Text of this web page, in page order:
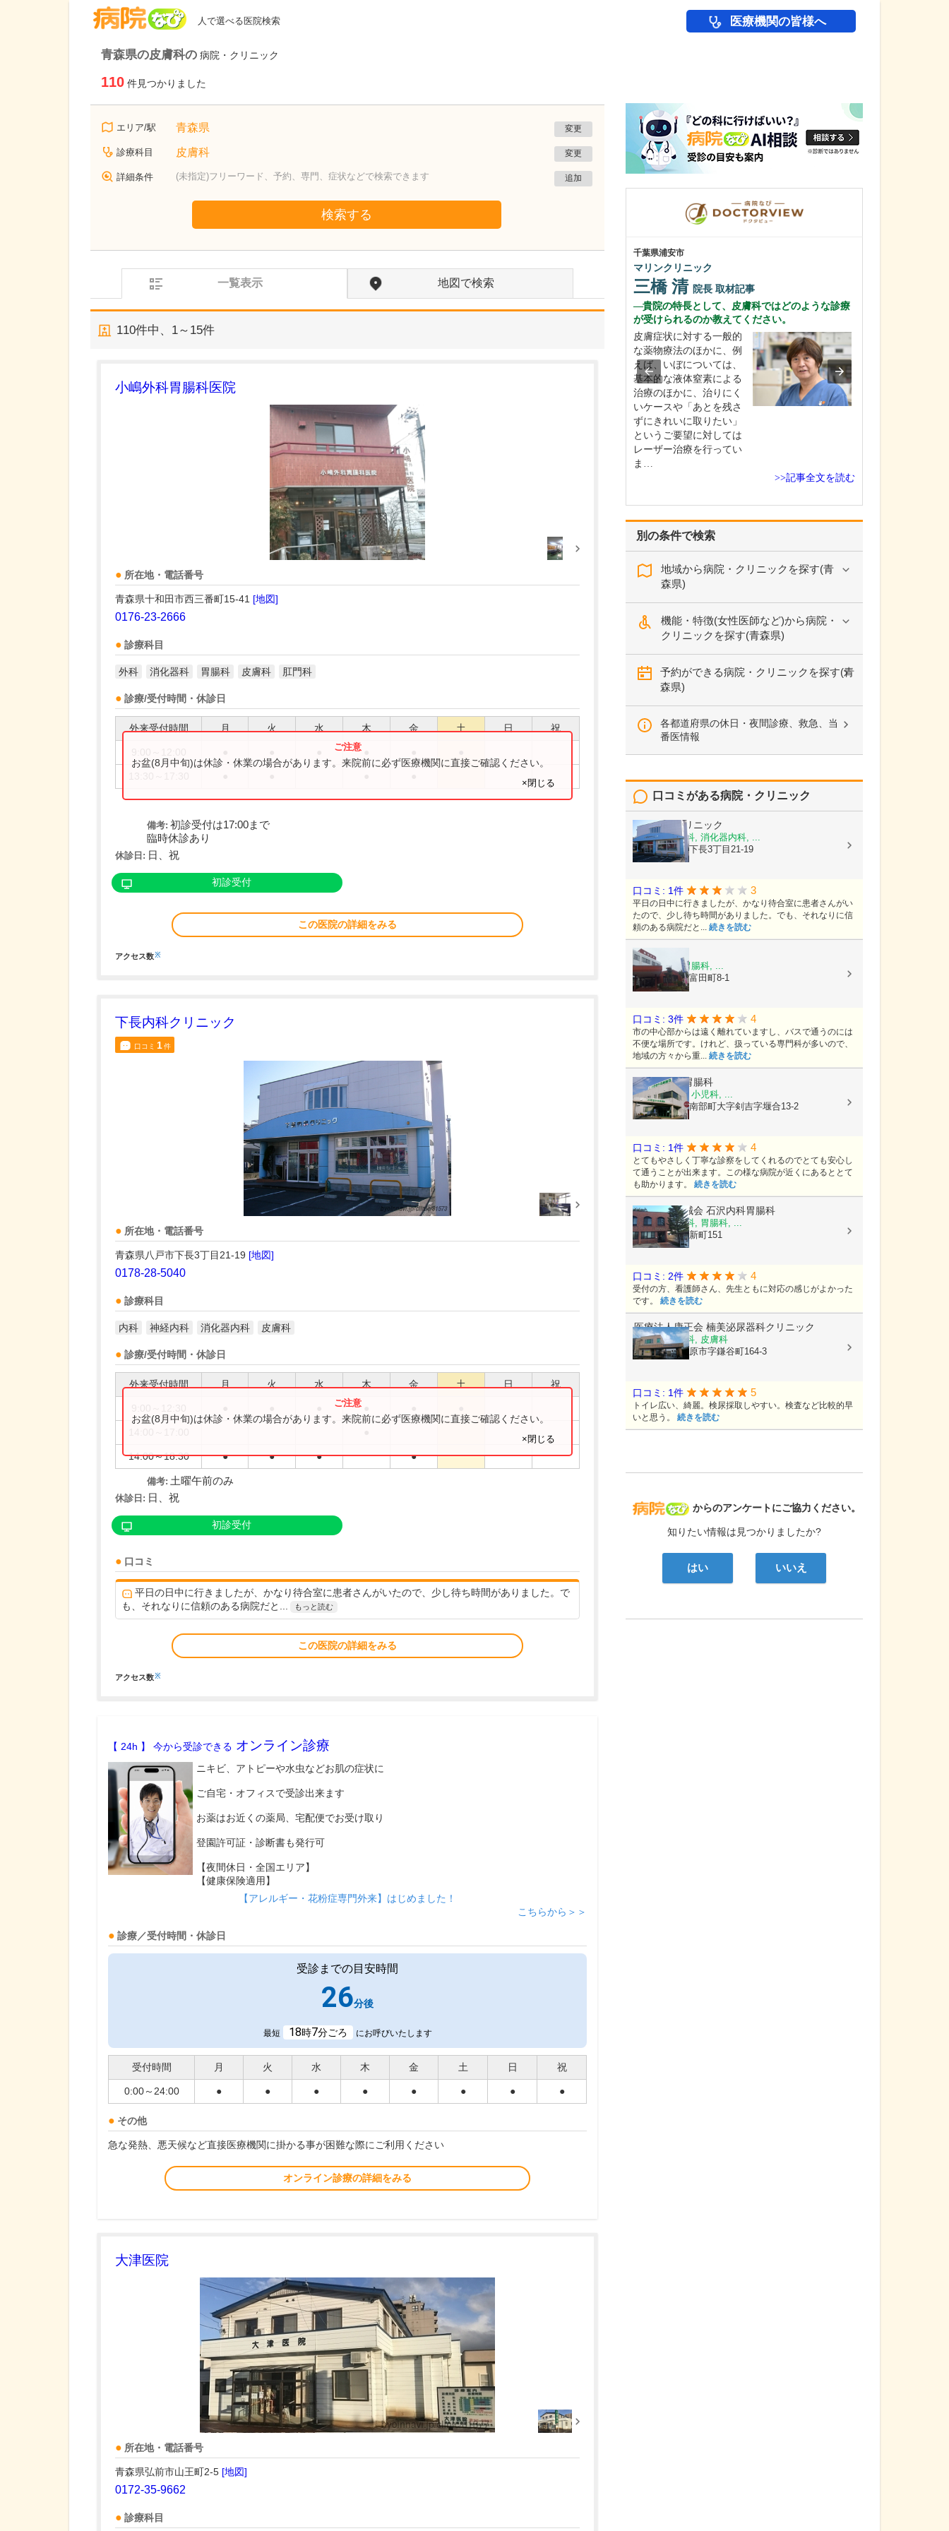
人で選べる医院検索 医療機関の皆様へ
青森県の皮膚科の 病院・クリニック
110 件見つかりました
エリア/駅 青森県 変更
診療科目 皮膚科 変更
詳細条件 (未指定)フリーワード、予約、専門、症状などで検索できます 追加
検索する
一覧表示 地図で検索
110件中、 1～15件
小嶋外科胃腸科医院
所在地・電話番号
青森県十和田市西三番町15-41 [地図]
0176-23-2666
診療科目
外科 消化器科 胃腸科 皮膚科 肛門科
診療/受付時間・休診日
外来受付時間 月 火 水 木 金 土 日 祝
お盆(8月中旬)は休診・休業の場合があります。来院前に必ず医療機関に直接ご確認ください。
×閉じる
備考: 初診受付は17:00まで
臨時休診あり
休診日: 日、祝
初診受付
この医院の詳細をみる
アクセス数※
下長内科クリニック
口コミ 1件
所在地・電話番号
青森県八戸市下長3丁目21-19 [地図]
0178-28-5040
診療科目
内科 神経内科 消化器内科 皮膚科
診療/受付時間・休診日
外来受付時間 月 火 水 木 金 土 日 祝
14:00～18:30 ● ● ● ●
お盆(8月中旬)は休診・休業の場合があります。来院前に必ず医療機関に直接ご確認ください。
×閉じる
備考: 土曜午前のみ
休診日: 日、祝
初診受付
口コミ
平日の日中に行きましたが、かなり待合室に患者さんがいたので、少し待ち時間がありました。で
も、それなりに信頼のある病院だと...
もっと読む
この医院の詳細をみる
アクセス数※
【 24h 】 今から受診できる オンライン診療
ニキビ、アトピーや水虫などお肌の症状に
ご自宅・オフィスで受診出来ます
お薬はお近くの薬局、宅配便でお受け取り
登園許可証・診断書も発行可
【夜間休日・全国エリア】
【健康保険適用】
【アレルギー・花粉症専門外来】はじめました！
こちらから＞＞
診療／受付時間・休診日
受診までの目安時間
26分後
最短 18時7分ごろ にお呼びいたします
受付時間 月 火 水 木 金 土 日 祝
0:00～24:00 ● ● ● ● ● ● ● ●
その他
急な発熱、悪天候など直接医療機関に掛かる事が困難な際にご利用ください
オンライン診療の詳細をみる
大津医院
所在地・電話番号
青森県弘前市山王町2-5 [地図]
0172-35-9662
診療科目
別の条件で検索
地域から病院・クリニックを探す(青
森県)
機能・特徴(女性医師など)から病院・
クリニックを探す(青森県)
予約ができる病院・クリニックを探す(青
森県)
各都道府県の休日・夜間診療、救急、当
番医情報
病院なび
からのアンケートにご協力ください。
知りたい情報は見つかりましたか?
はい いいえ
口コミがある病院・クリニック
下長内科クリニック
内科, 神経内科, 消化器内科, ...
青森県八戸市下長3丁目21-19
口コミ: 1件 3
平日の日中に行きましたが、かなり待合室に患者さんがい
たので、少し待ち時間がありました。でも、それなりに信
頼のある病院だと... 続きを読む
菊池医院
内科, 外科, 胃腸科, ...
青森県弘前市富田町8-1
口コミ: 3件 4
市の中心部からは遠く離れていますし、バスで通うのには
不便な場所です。けれど、扱っている専門科が多いので、
地域の方々から重... 続きを読む
川守田外科胃腸科
内科, 胃腸科, 小児科, ...
青森県三戸郡南部町大字剣吉字堰合13-2
口コミ: 1件 4
とてもやさしく丁寧な診察をしてくれるのでとても安心し
て通うことが出来ます。この様な病院が近くにあるととて
も助かります。 続きを読む
医療法人聖誠会 石沢内科胃腸科
内科, 心療内科, 胃腸科, ...
青森県弘前市新町151
口コミ: 2件 4
受付の方、看護師さん、先生ともに対応の感じがよかった
です。 続きを読む
医療法人康正会 楠美泌尿器科クリニック
泌尿器科, 内科, 皮膚科
青森県五所川原市字鎌谷町164-3
口コミ: 1件 5
トイレ広い、綺麗。検尿採取しやすい。検査など比較的早
いと思う。 続きを読む
千葉県浦安市
マリンクリニック
三橋 清 院長 取材記事
貴院の特長として、皮膚科ではどのような診療
が受けられるのか教えてください。
皮膚症状に対する一般的
な薬物療法のほかに、例
えば、いぼについては、
基本的な液体窒素による
治療のほかに、治りにく
いケースや「あとを残さ
ずにきれいに取りたい」
というご要望に対しては
レーザー治療を行ってい
ま…
>>記事全文を読む
東京都調布市
飛田給プライマリクリニック
菱山 潤二院長
総合内科専門医と形成外
科専門医を併せ持ち、幅
広い診療科に対応できる
のが、私の強みです。近
所…